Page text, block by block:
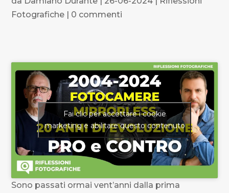
Fotografiche | 0 commenti
Fai clic per accettare i cookie
marketing e abilitare questo contenuto
Sono passati ormai vent’anni dalla prima